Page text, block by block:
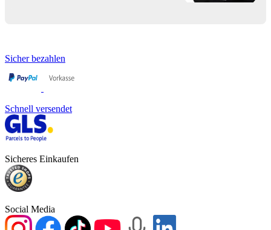
Sicher bezahlen
Schnell versendet
Sicheres Einkaufen
Social Media